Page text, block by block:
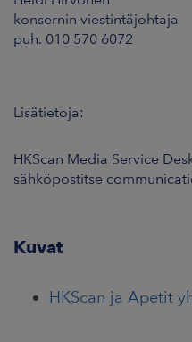
konsernin viestintäjohtaja
puh. 010 570 6072
Lisätietoja:
HKScan Media Service
sähköpostitse
Kuvat
HKScan ja Apetit